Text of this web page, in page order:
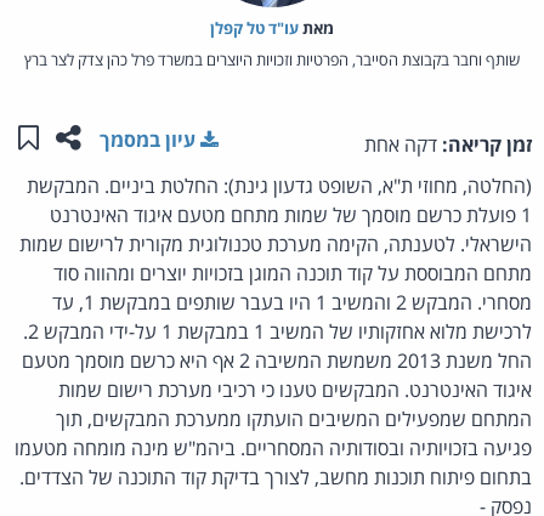
מאת‏עו"ד טל קפלן
שותף וחבר בקבוצת הסייבר, הפרטיות וזכויות היוצרים במשרד פרל כהן צדק לצר ברץ
זמן קריאה: דקה אחת שתפו
עיון במסמך
(החלטה, מחוזי ת"א, השופט גדעון גינת): החלטת ביניים. המבקשת
1 פועלת כרשם מוסמך של שמות מתחם מטעם איגוד האינטרנט
הישראלי. לטענתה, הקימה מערכת טכנולוגית מקורית לרישום שמות
מתחם המבוססת על קוד תוכנה המוגן בזכויות יוצרים ומהווה סוד
מסחרי. המבקש 2 והמשיב 1 היו בעבר שותפים במבקשת 1, עד
לרכישת מלוא אחזקותיו של המשיב 1 במבקשת 1 על-ידי המבקש 2.
החל משנת 2013 משמשת המשיבה 2 אף היא כרשם מוסמך מטעם
איגוד האינטרנט. המבקשים טענו כי רכיבי מערכת רישום שמות
המתחם שמפעילים המשיבים הועתקו ממערכת המבקשים, תוך
פגיעה בזכויותיה ובסודותיה המסחריים. ביהמ"ש מינה מומחה מטעמו
בתחום פיתוח תוכנות מחשב, לצורך בדיקת קוד התוכנה של הצדדים.
נפסק -